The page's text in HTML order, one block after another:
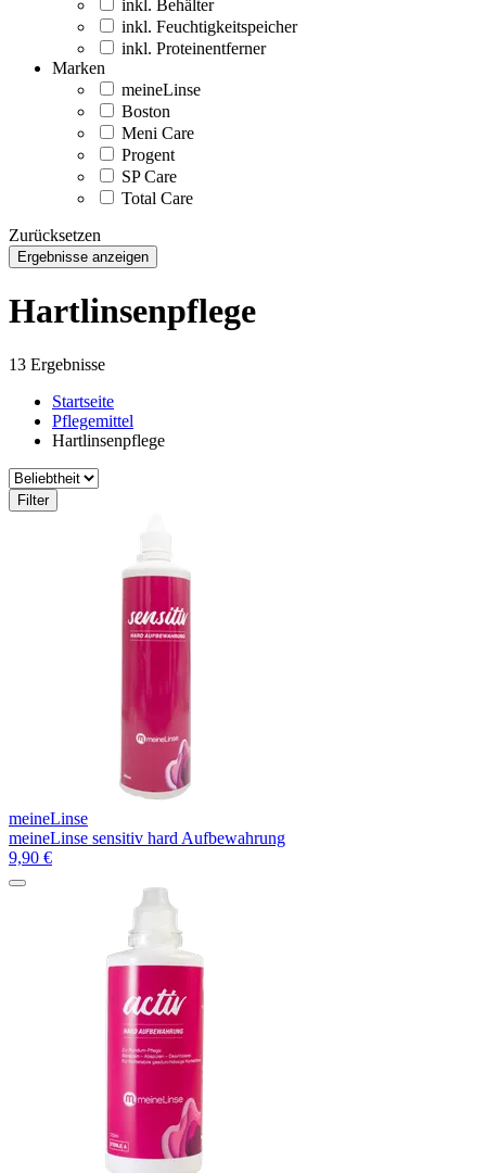
inkl. Behälter
inkl. Feuchtigkeitspeicher
inkl. Proteinentferner
Marken
meineLinse
Boston
Meni Care
Progent
SP Care
Total Care
Zurücksetzen
Ergebnisse anzeigen
Hartlinsenpflege
13 Ergebnisse
Startseite
Pflegemittel
Hartlinsenpflege
Filter
meineLinse
meineLinse sensitiv hard Aufbewahrung
9,90 €